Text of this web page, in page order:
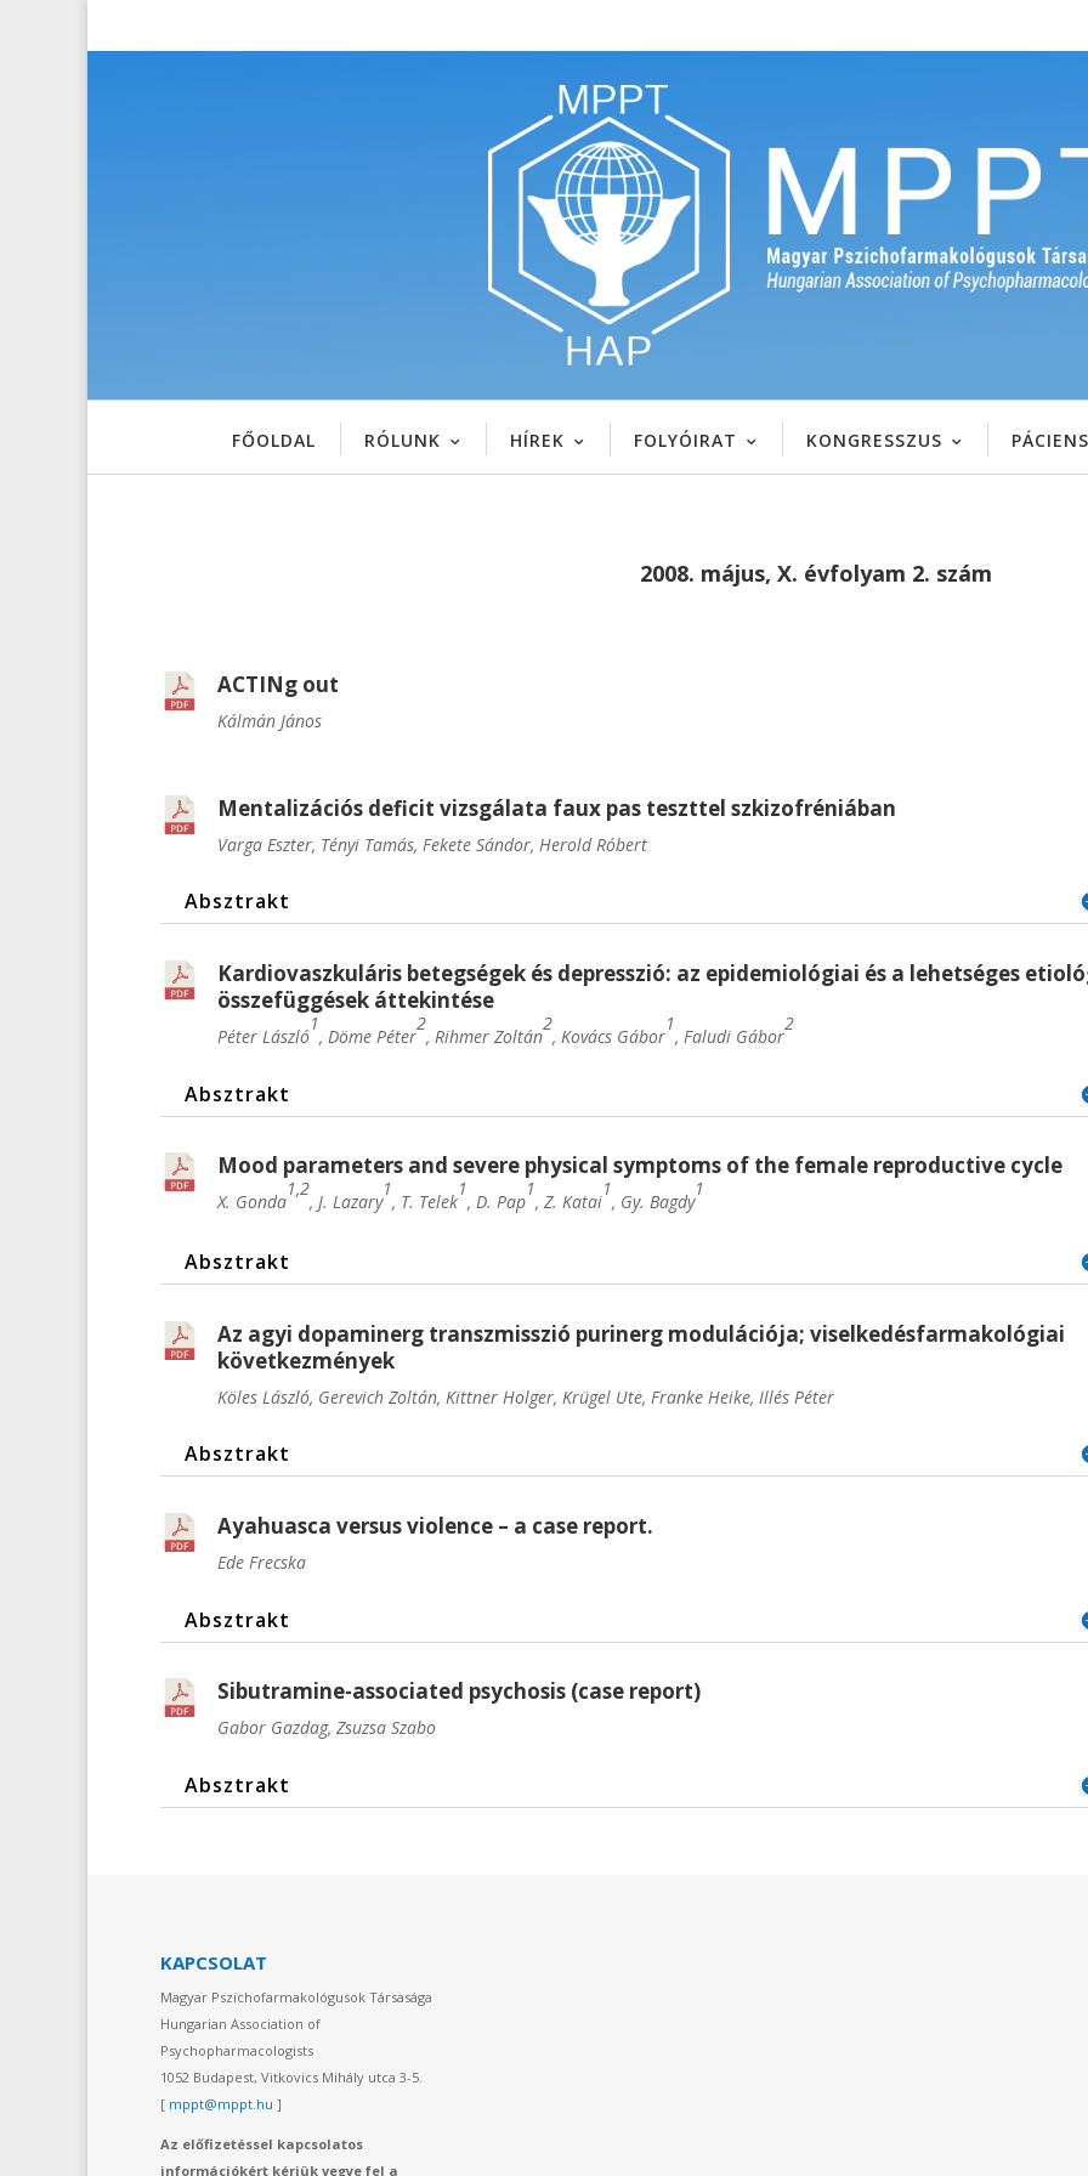
FŐOLDAL RÓLUNK HÍREK FOLYÓIRAT KONGRESSZUS
2008. május, X. évfolyam 2. szám
ACTINg out
Kálmán János
Mentalizációs deficit vizsgálata faux pas teszttel szkizofréniában
Varga Eszter, Tényi Tamás, Fekete Sándor, Herold Róbert
Absztrakt
Kardiovaszkuláris betegségek és depresszió: az epidemiológiai és a lehetséges
összefüggések áttekintése
Péter László
1
, Döme Péter
2
, Rihmer Zoltán
2
, Kovács Gábor
1
, Faludi Gábor
2
Absztrakt
Mood parameters and severe physical symptoms of the female reproductive cycle
X. Gonda
1,2
, J. Lazary
1
, T. Telek
1
, D. Pap
1
, Z. Katai
1
, Gy. Bagdy
1
Absztrakt
Az agyi dopaminerg transzmisszió purinerg modulációja; viselkedésfarmakológiai
következmények
Köles László, Gerevich Zoltán, Kittner Holger, Krügel Ute, Franke Heike, Illés Péter
Absztrakt
Ayahuasca versus violence – a case report.
Ede Frecska
Absztrakt
Sibutramine-associated psychosis (case report)
Gabor Gazdag, Zsuzsa Szabo
Absztrakt
KAPCSOLAT
Magyar Pszichofarmakológusok Társasága
Hungarian Association of
Psychopharmacologists
1052 Budapest, Vitkovics Mihály utca 3-5.
[ mppt@mppt.hu ]
Az előfizetéssel kapcsolatos
információkért kérjük vegye fel a